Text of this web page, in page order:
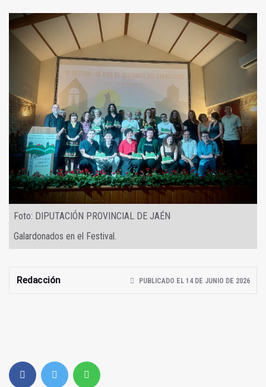
Foto: DIPUTACIÓN PROVINCIAL DE JAÉN
Galardonados en el Festival.
Redacción PUBLICADO EL 14 DE JUNIO DE 2026